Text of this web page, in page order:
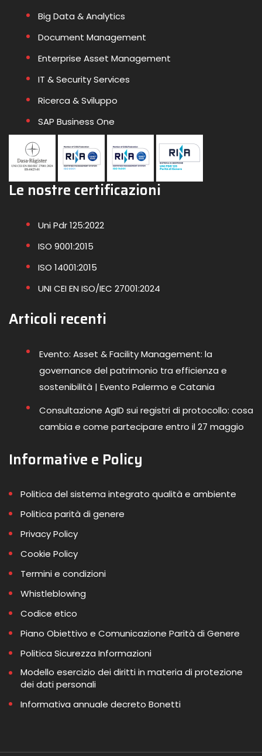
Big Data & Analytics
Document Management
Enterprise Asset Management
IT & Security Services
Ricerca & Sviluppo
SAP Business One
Le nostre certificazioni
Uni Pdr 125:2022
ISO 9001:2015
ISO 14001:2015
UNI CEI EN ISO/IEC 27001:2024
Articoli recenti
Evento: Asset & Facility Management: la
governance del patrimonio tra efficienza e
sostenibilità | Evento Palermo e Catania
Consultazione AgID sui registri di protocollo: cosa
cambia e come partecipare entro il 27 maggio
Informative e Policy
Politica del sistema integrato qualità e ambiente
Politica parità di genere
Privacy Policy
Cookie Policy
Termini e condizioni
Whistleblowing
Codice etico
Piano Obiettivo e Comunicazione Parità di Genere
Politica Sicurezza Informazioni
Modello esercizio dei diritti in materia di protezione
dei dati personali
Informativa annuale decreto Bonetti